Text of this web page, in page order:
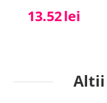
13.52lei
Altii